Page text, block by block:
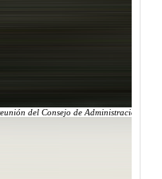
del Consejo de Administración de